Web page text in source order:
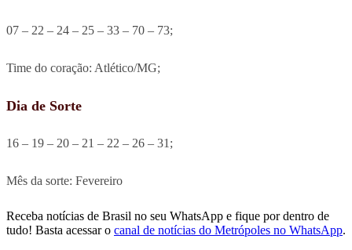
07 – 22 – 24 – 25 – 33 – 70 – 73;
Time do coração: Atlético/MG;
Dia de Sorte
16 – 19 – 20 – 21 – 22 – 26 – 31;
Mês da sorte: Fevereiro
Receba notícias de Brasil no seu WhatsApp e fique por dentro de
tudo! Basta acessar o canal de notícias do Metrópoles no WhatsApp.